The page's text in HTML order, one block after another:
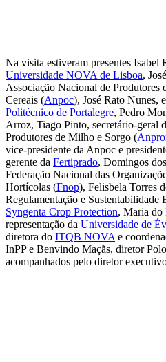
Na visita estiveram presentes Isabel
Universidade NOVA de Lisboa,
Associação Nacional de Produtores
Cereais (Anpoc), José Rato Nunes,
Politécnico de Portalegre, Pedro
Arroz, Tiago Pinto, secretário-geral
Produtores de Milho e Sorgo (
vice-presidente da Anpoc e
gerente da Fertiprado, Domingos
Federação Nacional das
Hortícolas (Fnop), Felisbela Torres
Regulamentação e Sustentabilidade
Syngenta Crop Protection, Maria do
representação da Universidade de
diretora do ITQB NOVA e
InPP e Benvindo Maçãs, diretor
acompanhados pelo diretor